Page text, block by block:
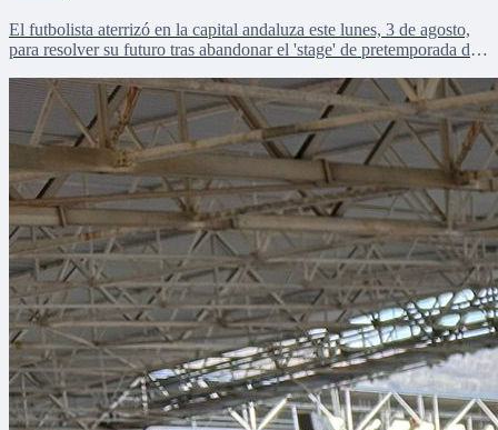
El futbolista aterrizó en la capital andaluza este lunes, 3 de agosto,
para resolver su futuro tras abandonar el 'stage' de pretemporada del